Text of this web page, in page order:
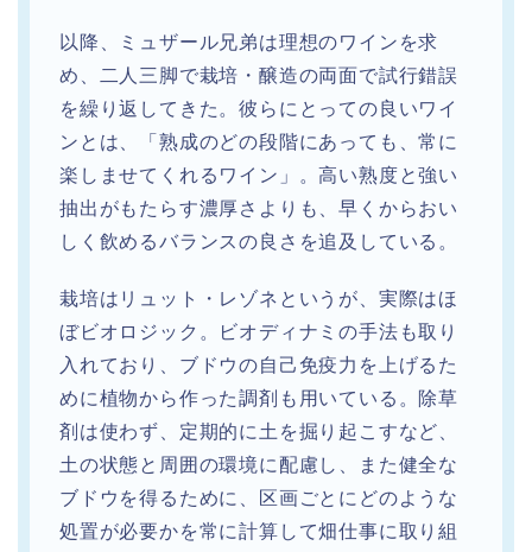
以降、ミュザール兄弟は理想のワインを求
め、二人三脚で栽培・醸造の両面で試行錯誤
を繰り返してきた。彼らにとっての良いワイ
ンとは、「熟成のどの段階にあっても、常に
楽しませてくれるワイン」。高い熟度と強い
抽出がもたらす濃厚さよりも、早くからおい
しく飲めるバランスの良さを追及している。
栽培はリュット・レゾネというが、実際はほ
ぼビオロジック。ビオディナミの手法も取り
入れており、ブドウの自己免疫力を上げるた
めに植物から作った調剤も用いている。除草
剤は使わず、定期的に土を掘り起こすなど、
土の状態と周囲の環境に配慮し、また健全な
ブドウを得るために、区画ごとにどのような
処置が必要かを常に計算して畑仕事に取り組